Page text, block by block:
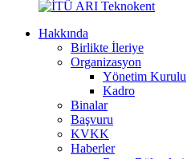
Hakkında
Birlikte İleriye
Organizasyon
Yönetim Kurulu
Kadro
Binalar
Başvuru
KVKK
Haberler